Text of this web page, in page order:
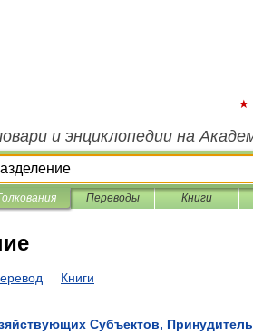
и энциклопедии на
Переводы Книги
Книги
Субъектов,